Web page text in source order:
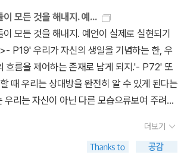
이 한 줄로 늘어서게 되는 순간으로, 2만 6
않는 때이기도 하지. 그때가 되면 도처에서 지
뒤를 이어 긴 빙하기가 시작될 거야' 한 줄
자 빌딩이 전율하듯 흔들린다.' 내 생각으로
서 오는 몇 해가 최악의시간이 될 거야. 먼저 돼
감, 혹은 광우병같은 것이 발생할 거야. 돼지
셈이지.아이러니하지 않아? 그다음에는 도처
국가 수도들이 불에 타고 피로 물들어 독재 체
인 독재 체제들을 신바람 나게 해줄 거야. 적어
모든 것을 해내지. 예...
모든 것을 해내지. 예언이 실제로 실현되기
P19' 우리가 자신의 생일을 기념하는 한, 우
흐름을 제어하는 존재로 남게 되지.'- P72' 또
때 우리는 상대방을 완전히 알 수 있게 된다는
우리는 자신이 아닌 다른 모습으류보여 주려고
아닐 뿐만 아니라, 일반적으로 사람들은 그를
고 남은 한 눈 마저 멀데 해버립니다. 사람들
더보기